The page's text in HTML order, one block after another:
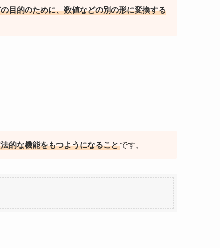
目的のために、数値などの別の形に変換する
的な機能をもつようになることです。